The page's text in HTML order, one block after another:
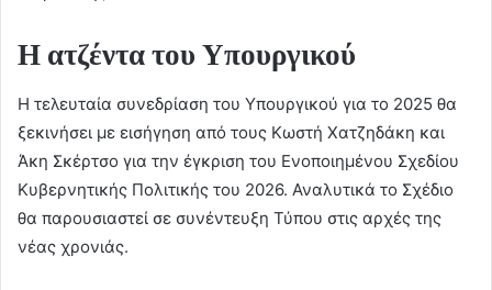
Η ατζέντα του Υπουργικού
Η τελευταία συνεδρίαση του Υπουργικού για το 2025 θα
ξεκινήσει με εισήγηση από τους Κωστή Χατζηδάκη και
Άκη Σκέρτσο για την έγκριση του Ενοποιημένου Σχεδίου
Κυβερνητικής Πολιτικής του 2026. Αναλυτικά το Σχέδιο
θα παρουσιαστεί σε συνέντευξη Τύπου στις αρχές της
νέας χρονιάς.